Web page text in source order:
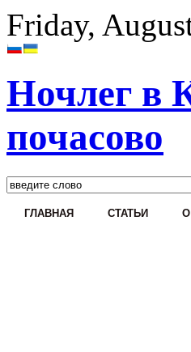
Friday,
Ночлег в
почасово
ГЛАВНАЯ СТАТЬИ